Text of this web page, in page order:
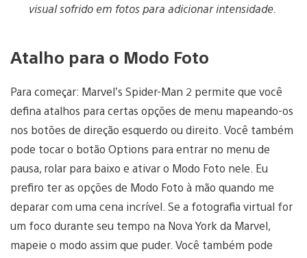
visual sofrido em fotos para adicionar intensidade.
Atalho para o Modo Foto
Para começar: Marvel’s Spider-Man 2 permite que você
defina atalhos para certas opções de menu mapeando-os
nos botões de direção esquerdo ou direito. Você também
pode tocar o botão Options para entrar no menu de
pausa, rolar para baixo e ativar o Modo Foto nele. Eu
prefiro ter as opções de Modo Foto à mão quando me
deparar com uma cena incrível. Se a fotografia virtual for
um foco durante seu tempo na Nova York da Marvel,
mapeie o modo assim que puder. Você também pode